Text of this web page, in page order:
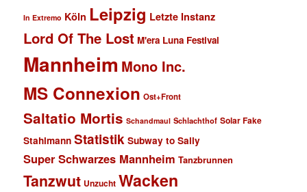
In Extremo Köln Leipzig Letzte Instanz
Lord Of The Lost M'era Luna Festival
Mannheim Mono Inc.
MS Connexion Ost+Front
Saltatio Mortis Schandmaul Schlachthof Solar Fake
Stahlmann Statistik Subway to Sally
Super Schwarzes Mannheim Tanzbrunnen
Tanzwut Unzucht Wacken